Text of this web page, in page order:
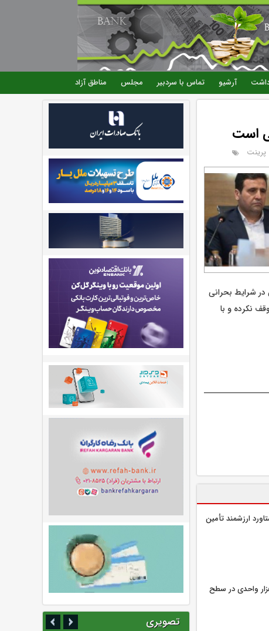
آرشیو تماس با سردبیر مجلس مناطق آزاد
است
پرینت
شرایط بحرانی
نکرده و با
ارزشمند تأمین
تهران با رشد ۱۱۲ هزار واحدی در سطح
تصویری